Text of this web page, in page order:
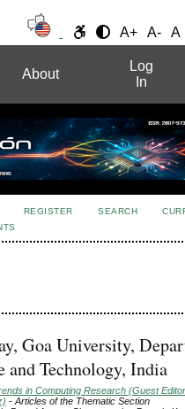
A+ A- A
About
Log
In
REGISTER SEARCH
Goa University,
and Technology, India
in Computing Research (Guest
- Articles of the Thematic Section